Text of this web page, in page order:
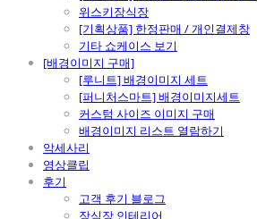
위스키장식장
[기획상품] 한정판매 / 개인결제창
기타 쇼케이스 보기
[배경이미지 구매]
[루니트] 배경이미지 세트
[퍼니처스마트] 배경이미지세트
커스텀 사이즈 이미지 구매
배경이미지 리스트 열람하기
악세사리
영상클립
후기
고객 후기 블로그
장식장 인테리어